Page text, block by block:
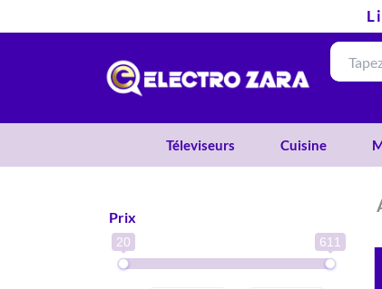
au
Téleviseurs Cuisine
Prix
20 611